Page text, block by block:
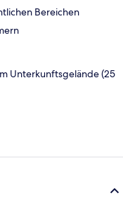
Bereichen
Unterkunftsgelände (25